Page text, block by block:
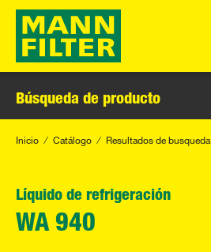
Búsqueda de producto
Inicio Catálogo Resultados de busqueda
Líquido de refrigeración
WA 940